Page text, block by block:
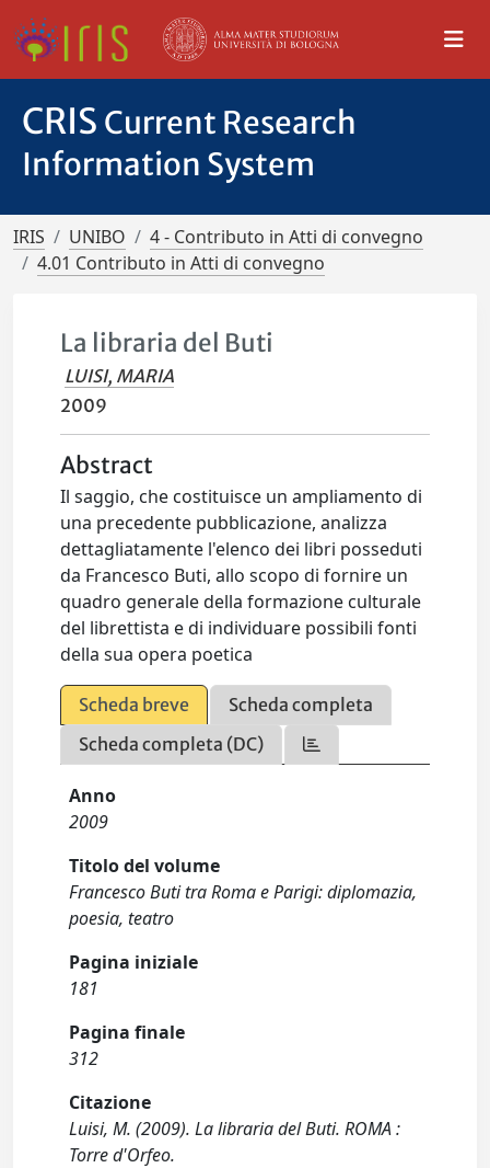
CRIS Current Research
Information System
IRIS UNIBO
4 - Contributo in Atti di convegno
4.01 Contributo in Atti di convegno
La libraria del Buti
LUISI, MARIA
2009
Abstract
Il saggio, che costituisce un ampliamento di
una precedente pubblicazione, analizza
dettagliatamente l'elenco dei libri posseduti
da Francesco Buti, allo scopo di fornire un
quadro generale della formazione culturale
del librettista e di individuare possibili fonti
della sua opera poetica
Scheda breve
Scheda completa
Scheda completa (DC)
Anno
2009
Titolo del volume
Francesco Buti tra Roma e Parigi: diplomazia,
poesia, teatro
Pagina iniziale
181
Pagina finale
312
Citazione
Luisi, M. (2009). La libraria del Buti. ROMA :
Torre d'Orfeo.